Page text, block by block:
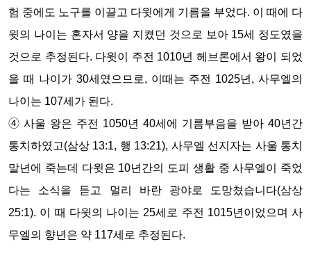
험 중에도 노구를 이끌고 다윗에게 기름을 부었다. 이 때에 다
윗의 나이는 혼자서 양을 지켰던 것으로 보아 15세 정도였을
것으로 추정된다. 다윗이 주전 1010년 헤브론에서 왕이 되었
을 때 나이가 30세였으므로, 이때는 주전 1025년, 사무엘의
나이는 107세가 된다.
➃ 사울 왕은 주전 1050년 40세에 기름부음을 받아 40년간
통치하였고(삼상 13:1, 행 13:21), 사무엘 선지자는 사울 통치
말년에 죽는데 다윗은 10년간의 도피 생활 중 사무엘이 죽었
다는 소식을 듣고 멀리 바란 광야로 도망쳤습니다(삼상
25:1). 이 때 다윗의 나이는 25세로 주전 1015년이었으며 사
무엘의 향년은 약 117세로 추정된다.